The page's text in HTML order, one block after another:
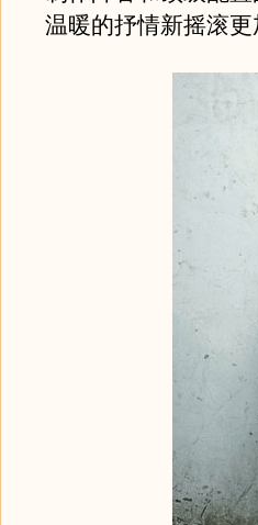
温暖的抒情新摇滚更